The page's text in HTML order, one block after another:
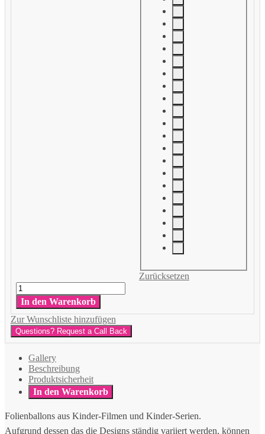
Zurücksetzen
Geburtstag
Kinder
Menge
In den Warenkorb
Zur Wunschliste hinzufügen
Questions? Request a Call Back
Gallery
Beschreibung
Produktsicherheit
In den Warenkorb
Folienballons aus Kinder-Filmen und Kinder-Serien.
Aufgrund dessen das die Designs ständig variiert werden, können